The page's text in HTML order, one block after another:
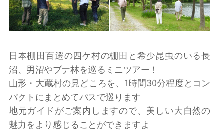
日本棚田百選の四ケ村の棚田と希少昆虫のいる長
沼、男沼やブナ林を巡るミニツアー！
山形・大蔵村の見どころを、1時間30分程度とコン
パクトにまとめてバスで巡ります
地元ガイドがご案内しますので、美しい大自然の
魅力をより感じることができますよ